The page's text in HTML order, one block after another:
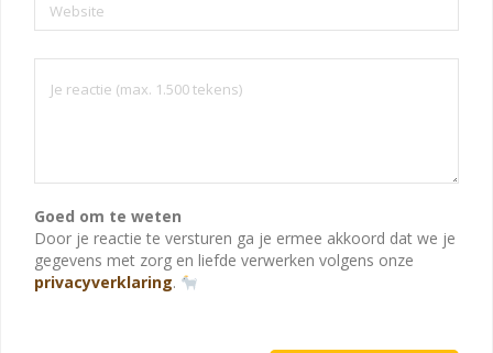
Website
Goed om te weten
Door je reactie te versturen ga je ermee akkoord dat we je
gegevens met zorg en liefde verwerken volgens onze
privacyverklaring.